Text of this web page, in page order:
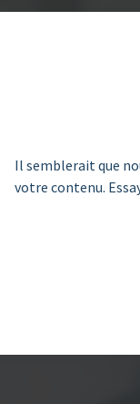
Il semblerait que
votre contenu.